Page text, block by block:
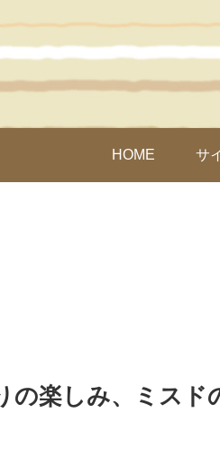
HOME サ
の楽しみ、ミスド